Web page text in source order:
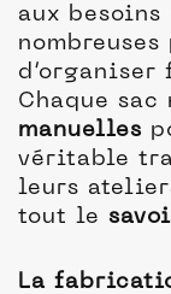
aux besoins
d’organiser
Chaque sac
manuelles
véritable
leurs
tout le
La